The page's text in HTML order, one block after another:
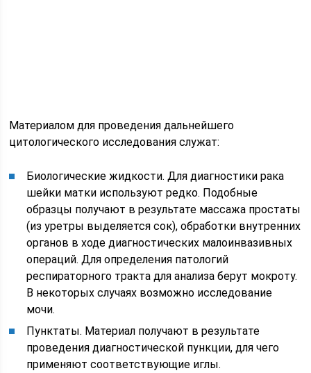
Материалом для проведения дальнейшего
цитологического исследования служат:
Биологические жидкости. Для диагностики рака
шейки матки используют редко. Подобные
образцы получают в результате массажа простаты
(из уретры выделяется сок), обработки внутренних
органов в ходе диагностических малоинвазивных
операций. Для определения патологий
респираторного тракта для анализа берут мокроту.
В некоторых случаях возможно исследование
мочи.
Пунктаты. Материал получают в результате
проведения диагностической пункции, для чего
применяют соответствующие иглы.